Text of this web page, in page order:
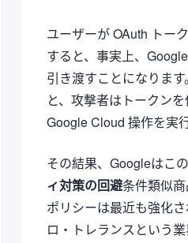
ユーザーが OAuth トー
すると、事実上、
引き渡すことになりま
と、攻撃者はトークン
Google Cloud 操作を実
その結果、Googleはこ
ィ対策の回避条件類似
ポリシーは最近も強化
ロ・トレランスという